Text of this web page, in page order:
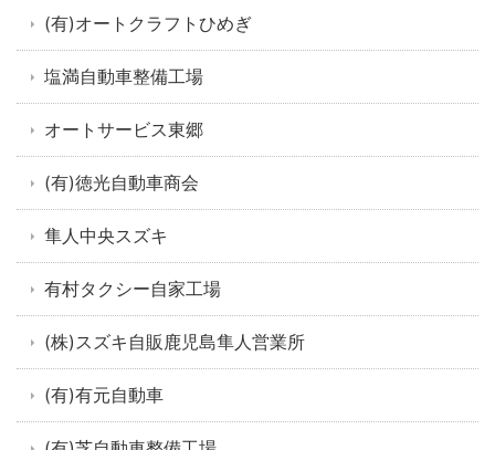
(有)オートクラフトひめぎ
塩満自動車整備工場
オートサービス東郷
(有)徳光自動車商会
隼人中央スズキ
有村タクシー自家工場
(株)スズキ自販鹿児島隼人営業所
(有)有元自動車